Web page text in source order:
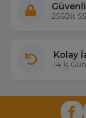
256Bit
Kolay
14 İş